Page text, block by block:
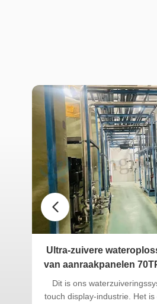
Ultra-zuivere
van aanraakpanelen
met 8 jaar
Dit is ons
touch display-industrie. Het is